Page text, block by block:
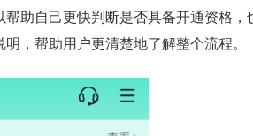
帮助自己更快判断是否具备开通资格，
，帮助用户更清楚地了解整个流程。